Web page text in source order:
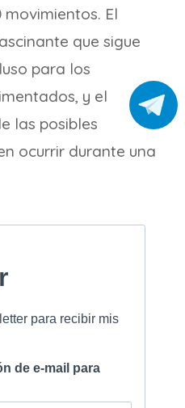
El
que sigue
para los
y el
las posibles
ocurrir durante una